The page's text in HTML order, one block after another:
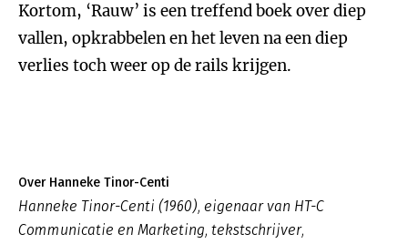
Kortom, ‘Rauw’ is een treffend boek over diep
vallen, opkrabbelen en het leven na een diep
verlies toch weer op de rails krijgen.
Over Hanneke Tinor-Centi
Hanneke Tinor-Centi (1960), eigenaar van HT-C
Communicatie en Marketing, tekstschrijver,